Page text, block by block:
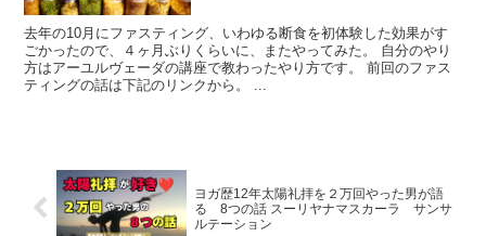
去年の10月にファスティング、いわゆる断食を初体験した効果がす
ごかったので、４ヶ月ぶりくらいに、またやってみた。 自分のやり
方はアーユルヴェーダの講座で教わったやり方です。 前回のファス
ティングの話は下記のリンクから。 ...
ヨガ歴12年太陽礼拝を２万回やった男が語
る 8つの話 スーリヤナマスカーラ サンサ
ルテーション